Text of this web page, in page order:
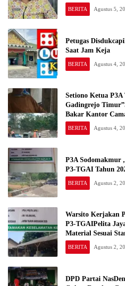
BERITA Agustus 5,
Petugas
Saat Jam Keja
BERITA Agustus 4,
Setiono Ketua
Gadingrejo
Bakar Kantor
BERITA Agustus 4,
P3A Sodomakmur
P3-TGAI Tahun
BERITA Agustus 2,
Warsito Kerjakan
P3-TGAIPelita
Material Sesuai
BERITA Agustus 2,
DPD Partai